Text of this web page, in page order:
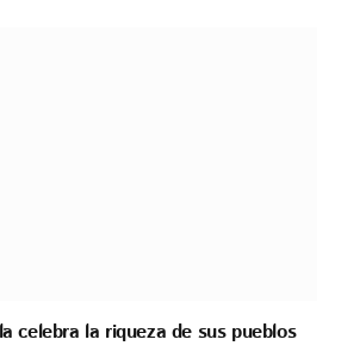
celebra la riqueza de sus pueblos